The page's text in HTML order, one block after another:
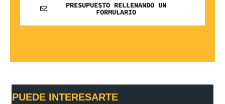
PRESUPUESTO RELLENANDO UN
FORMULARIO
PUEDE INTERESARTE